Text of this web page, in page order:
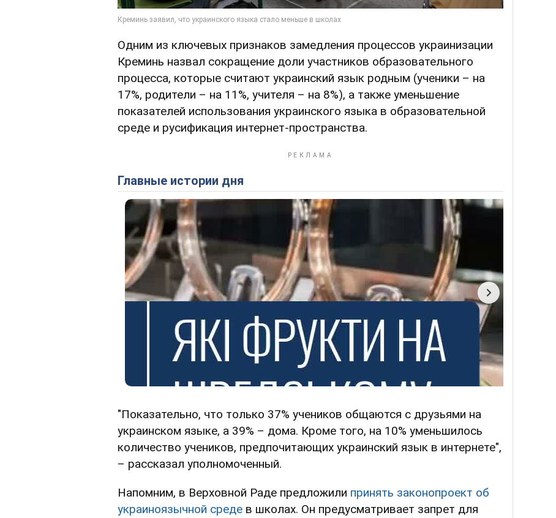
Одним из ключевых признаков замедления процессов украинизации
Креминь назвал сокращение доли участников образовательного
процесса, которые считают украинский язык родным (ученики – на
17%, родители – на 11%, учителя – на 8%), а также уменьшение
показателей использования украинского языка в образовательной
среде и русификация интернет-пространства.
Главные истории дня
"Показательно, что только 37% учеников общаются с друзьями на
украинском языке, а 39% – дома. Кроме того, на 10% уменьшилось
количество учеников, предпочитающих украинский язык в интернете",
– рассказал уполномоченный.
Напомним, в Верховной Раде предложили принять законопроект об
украиноязычной среде в школах. Он предусматривает запрет для